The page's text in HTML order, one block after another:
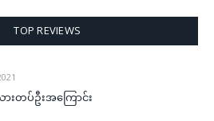
TOP REVIEWS
ားတပ်ဦးအကြောင်း